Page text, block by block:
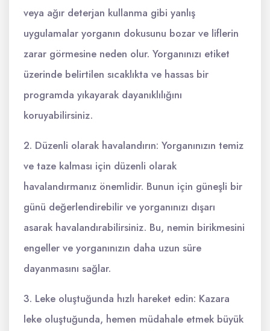
veya ağır deterjan kullanma gibi yanlış
uygulamalar yorganın dokusunu bozar ve liflerin
zarar görmesine neden olur. Yorganınızı etiket
üzerinde belirtilen sıcaklıkta ve hassas bir
programda yıkayarak dayanıklılığını
koruyabilirsiniz.
2. Düzenli olarak havalandırın: Yorganınızın temiz
ve taze kalması için düzenli olarak
havalandırmanız önemlidir. Bunun için güneşli bir
günü değerlendirebilir ve yorganınızı dışarı
asarak havalandırabilirsiniz. Bu, nemin birikmesini
engeller ve yorganınızın daha uzun süre
dayanmasını sağlar.
3. Leke oluştuğunda hızlı hareket edin: Kazara
leke oluştuğunda, hemen müdahale etmek büyük